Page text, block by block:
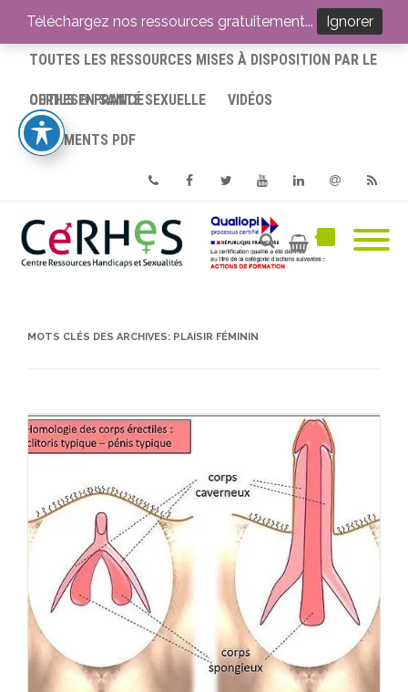
ACCUEIL
TOUTES LES RESSOURCES MISES À DISPOSITION PAR LE
CERHES® FRANCE
OUTILS EN SANTÉ SEXUELLE VIDÉOS
DOCUMENTS PDF
PhoneFacebookTwitterYoutube
MOTS CLÉS DES ARCHIVES: PLAISIR FÉMININ
Téléchargez nos ressources gratuitement... Ignorer